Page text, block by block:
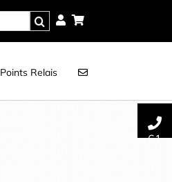
Points Relais
61